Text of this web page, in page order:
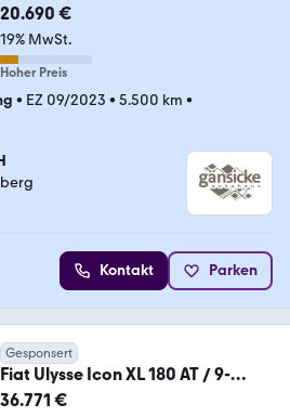
20.690 €
19% MwSt.
Hoher Preis
• EZ 09/2023 • 5.500 km •
Kontakt Parken
Gesponsert
Fiat Ulysse Icon XL 180 AT / 9-
Sitzer + 10-Zoll-Navi
36.771 €